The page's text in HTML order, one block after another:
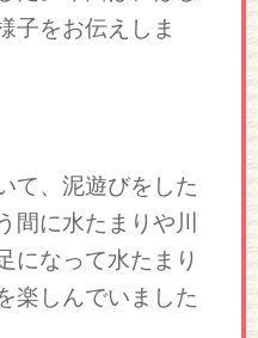
子をお伝えしま
て、泥遊びをした
間に水たまりや川
になって水たまり
楽しんでいました